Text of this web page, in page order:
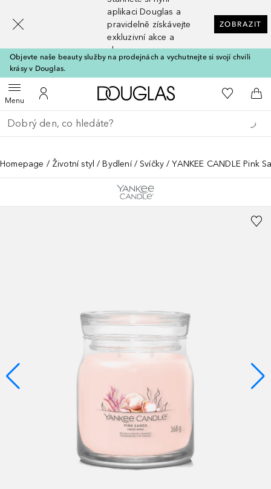
aplikaci Douglas a
pravidelně získávejte
exkluzivní akce a
slevy
ZOBRAZIT
Objevte naše beauty služby na prodejnách a vychutnejte si svojí chvíli
krásy v Douglas.
MenuOtevřít menuK mému účtu
Domů K mému
Do
Vraťte se
Proveďte vyhledávání
Homepage Životní styl Bydlení Svíčky YANKEE CANDLE Pink
[navigation.slideout.screenreader]